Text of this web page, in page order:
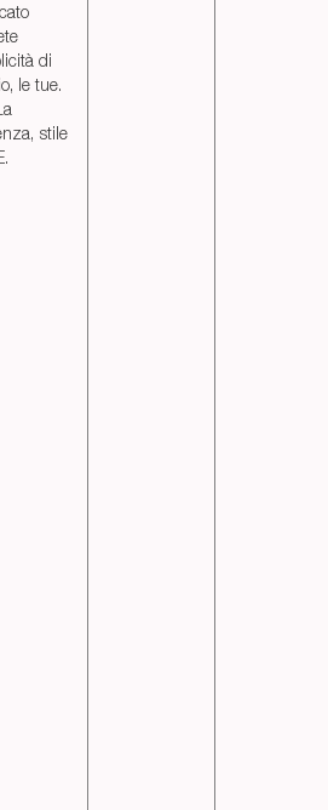
di
le tue.
stile